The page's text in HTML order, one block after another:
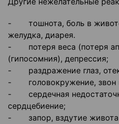
- тошнота, боль в
желудка, диарея.
- потеря веса (потеря
(гипосомния), депрессия;
- раздражение глаз, отек
- головокружение, звон
- сердечная
сердцебиение;
- запор, вздутие живота